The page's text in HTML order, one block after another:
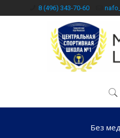
8 (496) 343-70-60
Без